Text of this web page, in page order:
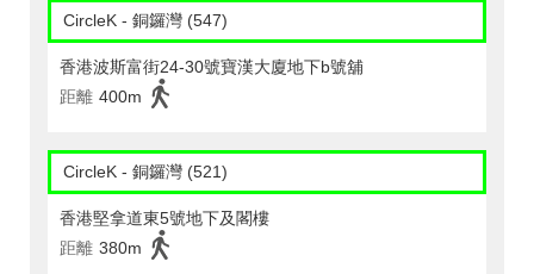
CircleK - 銅鑼灣 (547)
香港波斯富街24-30號寶漢大廈地下b號舖
距離 400m
CircleK - 銅鑼灣 (521)
香港堅拿道東5號地下及閣樓
距離 380m